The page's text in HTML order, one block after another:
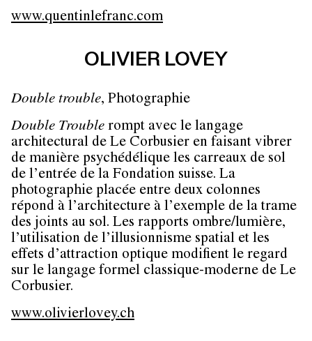
www.quentinlefranc.com
OLIVIER LOVEY
Double trouble, Photographie
Double Trouble rompt avec le langage
architectural de Le Corbusier en faisant vibrer
de manière psychédélique les carreaux de sol
de l’entrée de la Fondation suisse. La
photographie placée entre deux colonnes
répond à l’architecture à l’exemple de la trame
des joints au sol. Les rapports ombre/lumière,
l’utilisation de l’illusionnisme spatial et les
effets d’attraction optique modifient le regard
sur le langage formel classique-moderne de Le
Corbusier.
www.olivierlovey.ch